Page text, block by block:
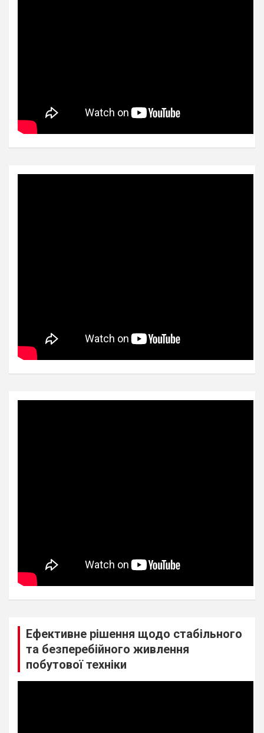
Ефективне рішення щодо стабільного
та безперебійного живлення
побутової техніки